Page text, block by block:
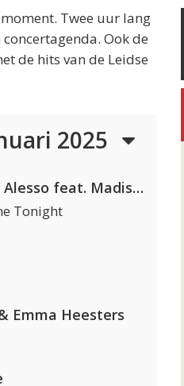
Twee uur lang
Ook de
de hits van de Leidse
2025
David Guetta & Alesso feat. Madison Love
Tonight
Emma Heesters